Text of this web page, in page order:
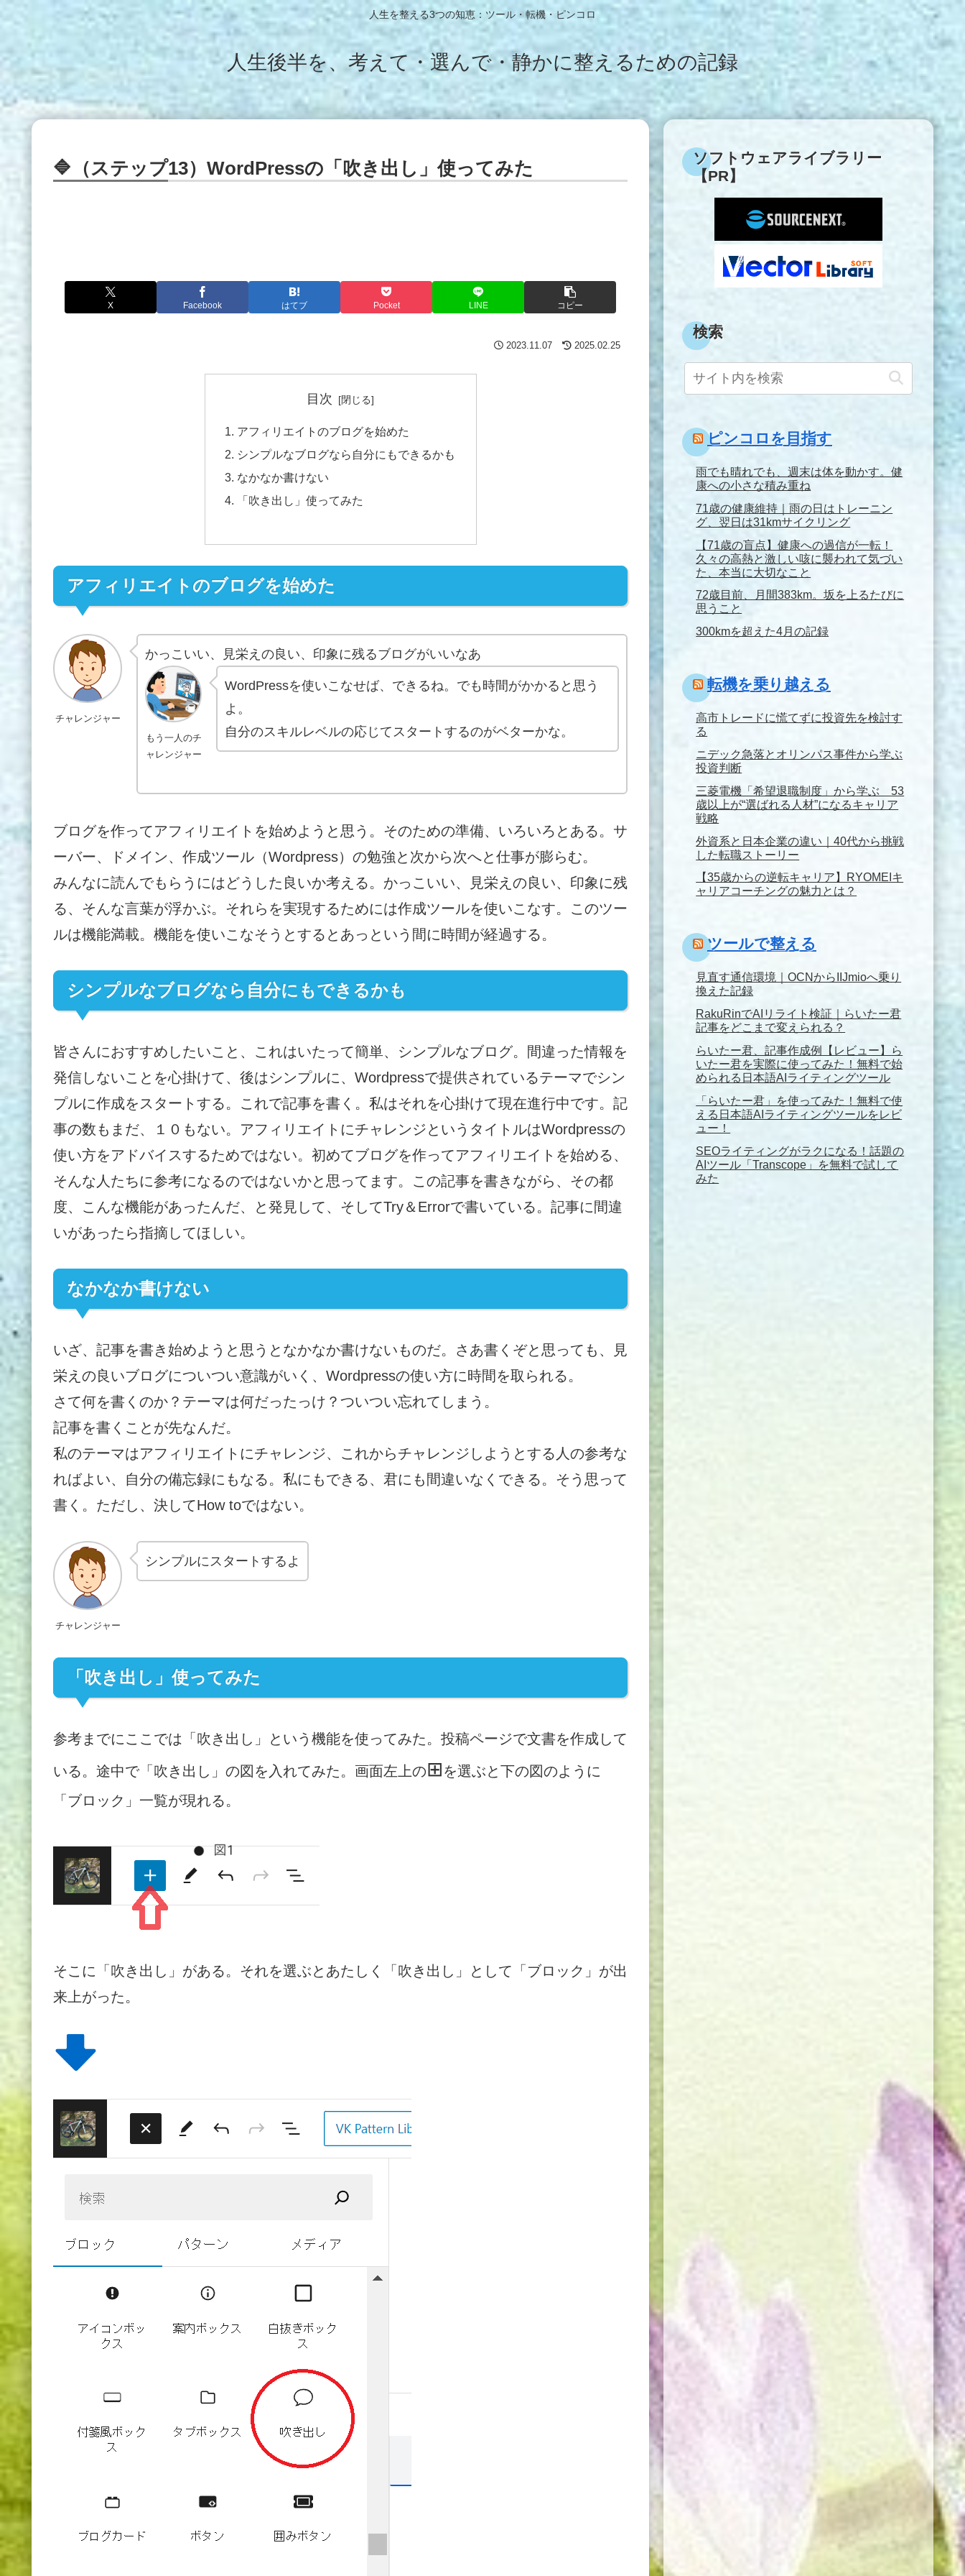
人生を整える3つの知恵：ツール・転機・ピンコロ
人生後半を、考えて・選んで・静かに整えるための記録
🔷（ステップ13）WordPressの「吹き出し」使ってみた
X Facebook はてブ Pocket LINE コピー
2023.11.07 2025.02.25
目次
アフィリエイトのブログを始めた
シンプルなブログなら自分にもできるかも
なかなか書けない
「吹き出し」使ってみた
アフィリエイトのブログを始めた
チャレンジャー
かっこいい、見栄えの良い、印象に残るブログがいいなあ
もう一人のチ
ャレンジャー
WordPressを使いこなせば、できるね。でも時間がかかると思う
よ。
自分のスキルレベルの応じてスタートするのがベターかな。
ブログを作ってアフィリエイトを始めようと思う。そのための準備、いろいろとある。サ
ーバー、ドメイン、作成ツール（Wordpress）の勉強と次から次へと仕事が膨らむ。
みんなに読んでもらうにはどうした良いか考える。かっこいい、見栄えの良い、印象に残
る、そんな言葉が浮かぶ。それらを実現するためには作成ツールを使いこなす。このツー
ルは機能満載。機能を使いこなそうとするとあっという間に時間が経過する。
シンプルなブログなら自分にもできるかも
皆さんにおすすめしたいこと、これはいたって簡単、シンプルなブログ。間違った情報を
発信しないことを心掛けて、後はシンプルに、Wordpressで提供されているテーマでシン
プルに作成をスタートする。これで記事を書く。私はそれを心掛けて現在進行中です。記
事の数もまだ、１０もない。アフィリエイトにチャレンジというタイトルはWordpressの
使い方をアドバイスするためではない。初めてブログを作ってアフィリエイトを始める、
そんな人たちに参考になるのではないかと思ってます。この記事を書きながら、その都
度、こんな機能があったんだ、と発見して、そしてTry＆Errorで書いている。記事に間違
いがあったら指摘してほしい。
なかなか書けない
いざ、記事を書き始めようと思うとなかなか書けないものだ。さあ書くぞと思っても、見
栄えの良いブログについつい意識がいく、Wordpressの使い方に時間を取られる。
さて何を書くのか？テーマは何だったっけ？ついつい忘れてしまう。
記事を書くことが先なんだ。
私のテーマはアフィリエイトにチャレンジ、これからチャレンジしようとする人の参考な
ればよい、自分の備忘録にもなる。私にもできる、君にも間違いなくできる。 そう思って
書く。 ただし、決してHow toではない。
チャレンジャー
シンプルにスタートするよ
「吹き出し」使ってみた
参考までにここでは「吹き出し」という機能を使ってみた。投稿ページで文書を作成して
いる。途中で「吹き出し」の図を入れてみた。画面左上の⊞を選ぶと下の図のように
「ブロック」一覧が現れる。
そこに「吹き出し」がある。それを選ぶとあたしく「吹き出し」として「ブロック」が出
来上がった。
ソフトウェアライブラリー
【PR】
検索
ピンコロを目指す
雨でも晴れでも、週末は体を動かす。健
康への小さな積み重ね
71歳の健康維持｜雨の日はトレーニン
グ、翌日は31kmサイクリング
【71歳の盲点】健康への過信が一転！
久々の高熱と激しい咳に襲われて気づい
た、本当に大切なこと
72歳目前、月間383km。坂を上るたびに
思うこと
300kmを超えた4月の記録
転機を乗り越える
高市トレードに慌てずに投資先を検討す
る
ニデック急落とオリンパス事件から学ぶ
投資判断
三菱電機「希望退職制度」から学ぶ 53
歳以上が“選ばれる人材”になるキャリア
戦略
外資系と日本企業の違い｜40代から挑戦
した転職ストーリー
【35歳からの逆転キャリア】RYOMEIキ
ャリアコーチングの魅力とは？
ツールで整える
見直す通信環境｜OCNからIIJmioへ乗り
換えた記録
RakuRinでAIリライト検証｜らいたー君
記事をどこまで変えられる？
らいたー君、記事作成例【レビュー】ら
いたー君を実際に使ってみた！無料で始
められる日本語AIライティングツール
「らいたー君」を使ってみた！無料で使
える日本語AIライティングツールをレビ
ュー！
SEOライティングがラクになる！話題の
AIツール「Transcope」を無料で試して
みた